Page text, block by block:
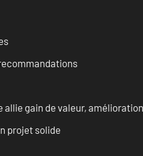
allie gain de valeur,
projet solide